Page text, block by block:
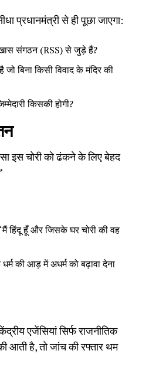
प्रधानमंत्री से ही पूछा जाएगा:
खास संगठन (RSS) से जुड़े हैं?
बिना किसी विवाद के मंदिर की
किसकी होगी?
इस चोरी को ढंकने के लिए बेहद
हिंदू हूँ और जिसके घर चोरी की वह
की आड़ में अधर्म को बढ़ावा देना
एजेंसियां सिर्फ राजनीतिक
आती है, तो जांच की रफ्तार थम